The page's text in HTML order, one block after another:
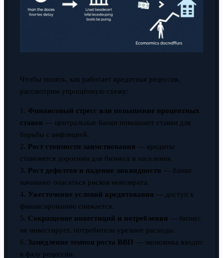
Чтобы понять, как работает кредитная рецессия,
рассмотрим упрощённую схему:
1. Финансовый стресс или повышение процентных
ставок — центральные банки повышают ставки для
борьбы с инфляцией.
2. Рост стоимости заимствования — кредиты
становятся дорогими для бизнеса и населения.
3. Рост дефолтов и падение ликвидности — банки
начинают опасаться рисков невозврата.
4. Ужесточение условий кредитования — доступ к
финансированию снижается.
5. Сокращение инвестиций и потребления — бизнес
не инвестирует, потребители урезают расходы.
6. Замедление темпов роста ВВП — экономика входит
в фазу рецессии.